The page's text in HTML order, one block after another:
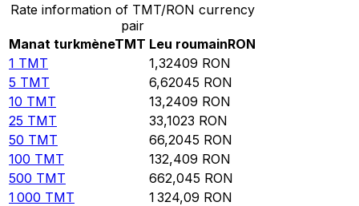
Rate information of TMT/RON currency
pair
Manat turkmèneTMT Leu roumainRON
1 TMT 1,32409 RON
5 TMT 6,62045 RON
10 TMT 13,2409 RON
25 TMT 33,1023 RON
50 TMT 66,2045 RON
100 TMT 132,409 RON
500 TMT 662,045 RON
1 000 TMT 1 324,09 RON